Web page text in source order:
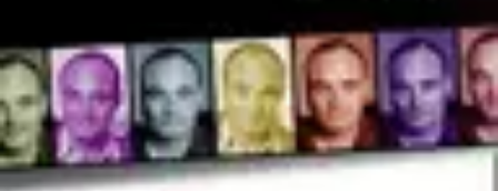
Outils et MatériauxDécorationPeintureBien-êtreÉvénementiel
Easy DIY Ideas